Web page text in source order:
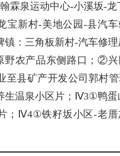
霖泉运动中心-小溪坂-龙
宝新村-美地公园-县汽
镇：三角板新村-汽车修
野农产品东侧路口；②
至县矿产开发公司郭村
生温泉小区片；Ⅳ3①鸭
；Ⅳ4①铁籽坂小区-老